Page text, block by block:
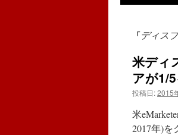
「ディス
米ディ
アが1/
投稿日:2015
米
2017年)を